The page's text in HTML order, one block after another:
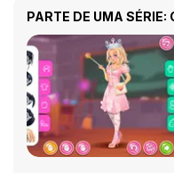
PARTE DE UMA SÉRIE: